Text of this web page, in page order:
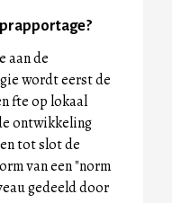
aan de
wordt eerst de
fte op lokaal
ontwikkeling
tot slot de
van een "norm
gedeeld door